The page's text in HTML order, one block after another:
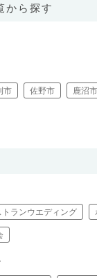
から探す
市 佐野市 鹿沼市
トランウエディング